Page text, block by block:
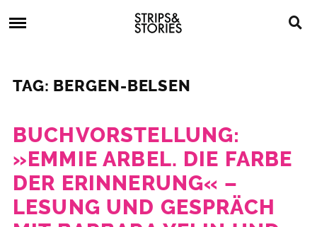
to
Strips
&
Stories
Comics,
TAG: BERGEN-BELSEN
BUCHVORSTELLUNG:
»EMMIE ARBEL. DIE FARBE
DER ERINNERUNG« –
LESUNG UND GESPRÄCH